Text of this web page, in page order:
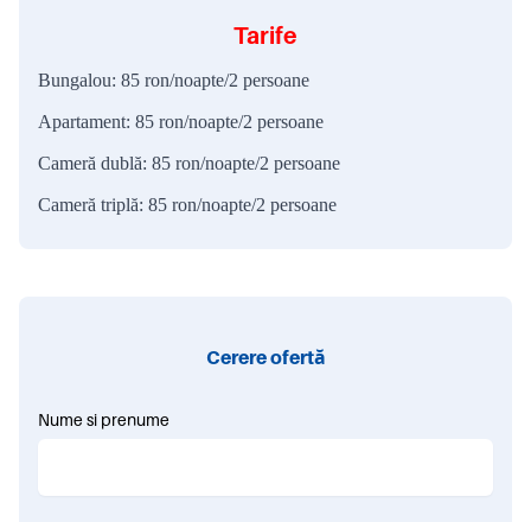
Tarife
Bungalou: 85 ron/noapte/2 persoane
Apartament: 85 ron/noapte/2 persoane
Cameră dublă: 85 ron/noapte/2 persoane
Cameră triplă: 85 ron/noapte/2 persoane
Cerere ofertă
Nume si prenume